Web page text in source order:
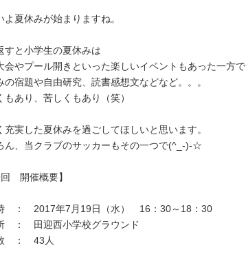
よ夏休みが始まりますね。
すと小学生の夏休みは
会やプール開きといった楽しいイベントもあった一方で
の宿題や自由研究、読書感想文などなど。。。
もあり、苦しくもあり（笑）
充実した夏休みを過ごしてほしいと思います。
ん、当クラブのサッカーもその一つで(^_-)-☆
回 開催概要】
： 2017年7月19日（水） 16：30～18：30
： 田迎西小学校グラウンド
： 43人